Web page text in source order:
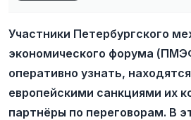
Участники Петербургского
экономического форума
оперативно узнать,
европейскими санкциями их
партнёры по переговорам. В